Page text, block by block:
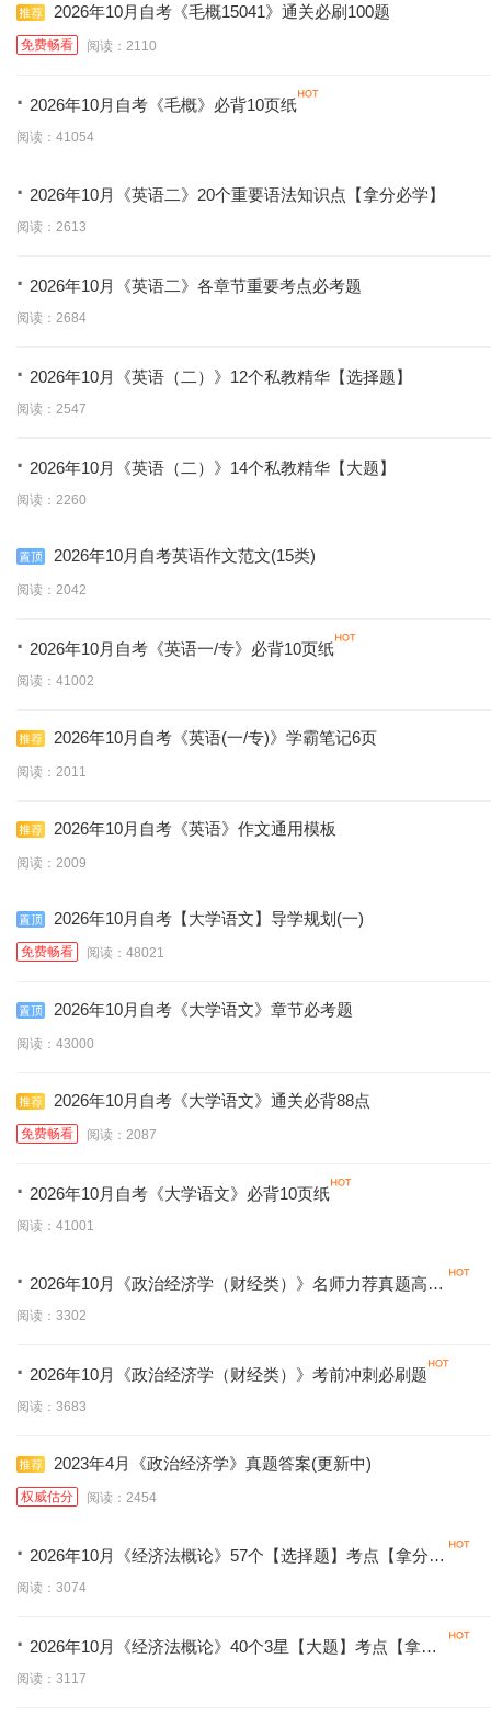
2026年10月自考《毛概15041》通关必刷100题
免费畅看 阅读：2110
· 2026年10月自考《毛概》必背10页纸
阅读：41054
· 2026年10月《英语二》20个重要语法知识点【拿分必学】
阅读：2613
· 2026年10月《英语二》各章节重要考点必考题
阅读：2684
· 2026年10月《英语（二）》12个私教精华【选择题】
阅读：2547
· 2026年10月《英语（二）》14个私教精华【大题】
阅读：2260
2026年10月自考英语作文范文(15类)
阅读：2042
· 2026年10月自考《英语一/专》必背10页纸
阅读：41002
2026年10月自考《英语(一/专)》学霸笔记6页
阅读：2011
2026年10月自考《英语》作文通用模板
阅读：2009
2026年10月自考【大学语文】导学规划(一)
免费畅看 阅读：48021
2026年10月自考《大学语文》章节必考题
阅读：43000
2026年10月自考《大学语文》通关必背88点
免费畅看 阅读：2087
· 2026年10月自考《大学语文》必背10页纸
阅读：41001
· 2026年10月《政治经济学（财经类）》名师力荐真题高频
考点
阅读：3302
· 2026年10月《政治经济学（财经类）》考前冲刺必刷题
阅读：3683
2023年4月《政治经济学》真题答案(更新中)
权威估分 阅读：2454
· 2026年10月《经济法概论》57个【选择题】考点【拿分必
学】
阅读：3074
· 2026年10月《经济法概论》40个3星【大题】考点【拿分
必背】
阅读：3117